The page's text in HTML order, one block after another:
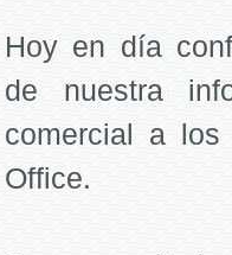
Hoy en día
de nuestra
comercial a
Office.